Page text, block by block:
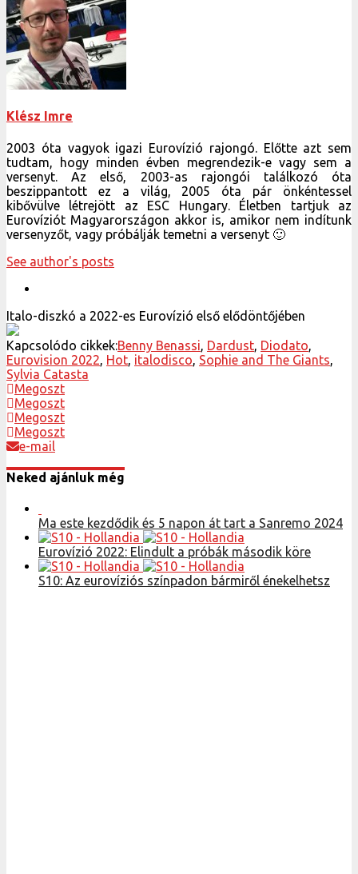
Klész Imre
2003 óta vagyok igazi Eurovízió rajongó. Előtte azt sem
tudtam, hogy minden évben megrendezik-e vagy sem a
versenyt. Az első, 2003-as rajongói találkozó óta
beszippantott ez a világ, 2005 óta pár önkéntessel
kibővülve létrejött az ESC Hungary. Életben tartjuk az
Eurovíziót Magyarországon akkor is, amikor nem indítunk
versenyzőt, vagy próbálják temetni a versenyt 🙂
See author's posts
Italo-diszkó a 2022-es Eurovízió első elődöntőjében
Kapcsolódo cikkek:Benny Benassi, Dardust, Diodato,
Eurovision 2022, Hot, italodisco, Sophie and The Giants,
Sylvia Catasta
Megoszt
Megoszt
Megoszt
Megoszt
e-mail
Neked ajánluk még
Ma este kezdődik és 5 napon át tart a Sanremo 2024
Eurovízió 2022: Elindult a próbák második köre
S10: Az eurovíziós színpadon bármiről énekelhetsz